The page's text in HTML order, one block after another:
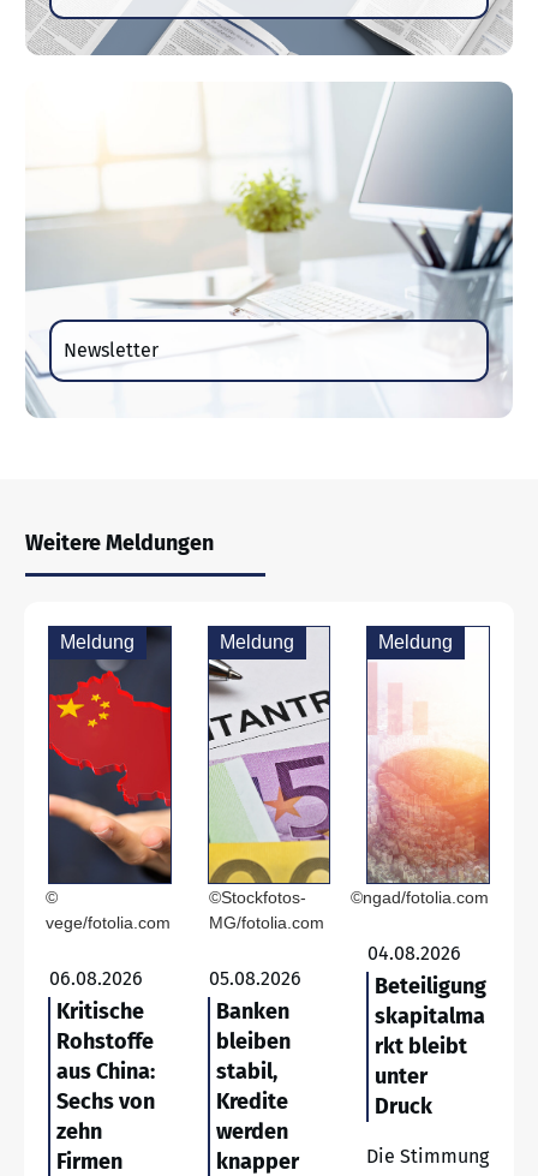
Newsletter
Weitere Meldungen
Meldung
©
vege/fotolia.com
06.08.2026
Kritische
Rohstoffe
aus China:
Sechs von
zehn
Firmen
Meldung
©Stockfotos-
MG/fotolia.com
05.08.2026
Banken
bleiben
stabil,
Kredite
werden
knapper
Meldung
©ngad/fotolia.com
04.08.2026
Beteiligung
skapitalma
rkt bleibt
unter
Druck
Die Stimmung